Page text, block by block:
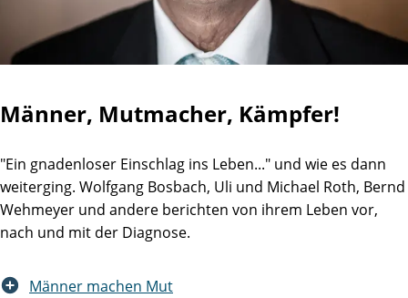
Männer, Mutmacher, Kämpfer!
"Ein gnadenloser Einschlag ins Leben..." und wie es dann
weiterging. Wolfgang Bosbach, Uli und Michael Roth, Bernd
Wehmeyer und andere berichten von ihrem Leben vor,
nach und mit der Diagnose.
Männer machen Mut